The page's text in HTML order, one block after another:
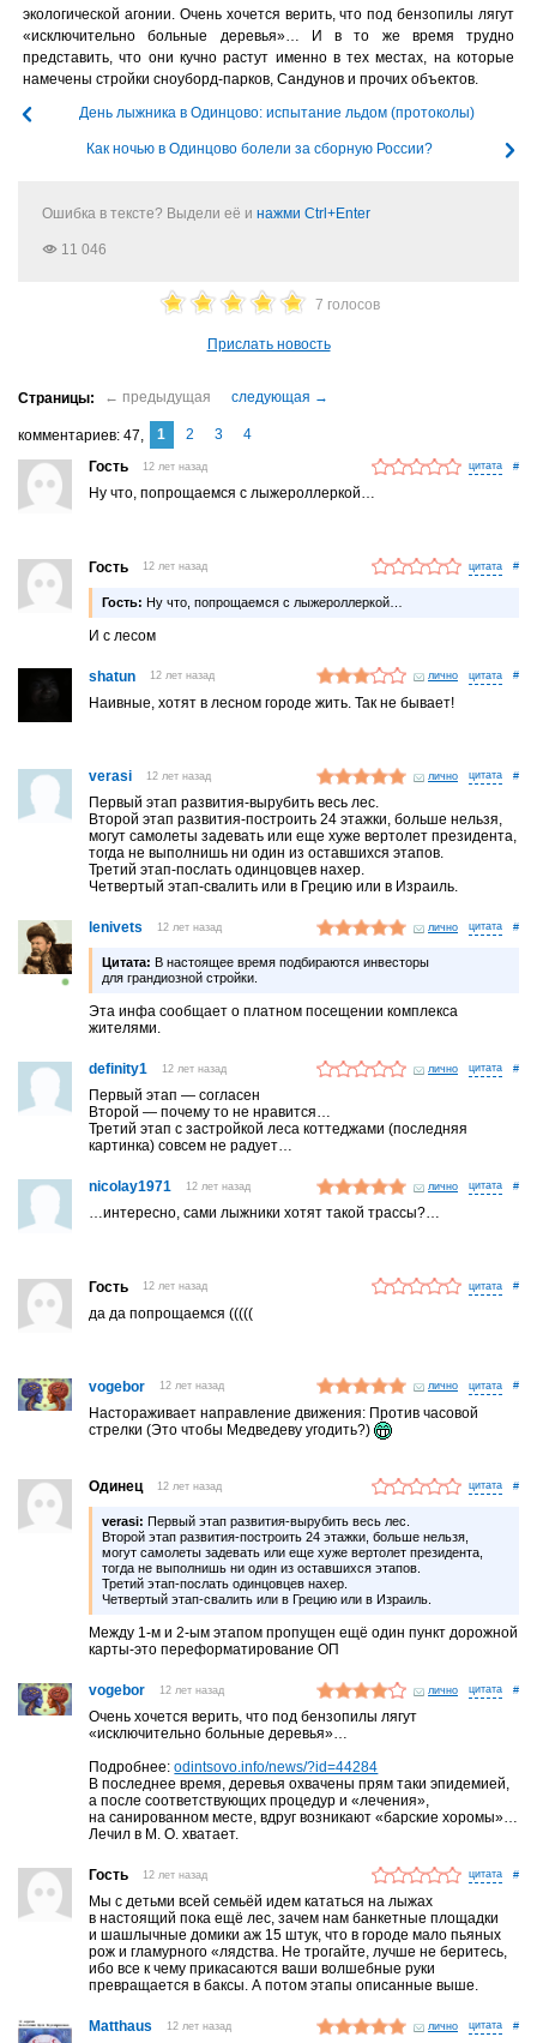
экологической агонии. Очень хочется верить, что под бензопилы лягут
«исключительно больные деревья»… И в то же время трудно
представить, что они кучно растут именно в тех местах, на которые
намечены стройки сноуборд-парков, Сандунов и прочих объектов.
День лыжника в Одинцово: испытание льдом (протоколы)
Как ночью в Одинцово болели за сборную России?
Ошибка в тексте? Выдели её и нажми Ctrl+Enter
11 046
7 голосов
Прислать новость
комментариев 47 1 2 3
4
Гость
12 лет назад #
Ну что, попрощаемся с лыжероллеркой…
Гость 12 лет назад #
Гость: Ну что, попрощаемся с лыжероллеркой…
И с лесом
shatun 12 лет назад лично #
Наивные, хотят в лесном городе жить. Так не бывает!
verasi 12 лет назад лично #
Первый этап развития-вырубить весь лес.
Второй этап развития-построить 24 этажки, больше нельзя,
могут самолеты задевать или еще хуже вертолет президента,
тогда не выполнишь ни один из оставшихся этапов.
Третий этап-послать одинцовцев нахер.
Четвертый этап-свалить или в Грецию или в Израиль.
lenivets 12 лет назад лично #
Цитата: В настоящее время подбираются инвесторы
для грандиозной стройки.
Эта инфа сообщает о платном посещении комплекса
жителями.
definity1 12 лет назад лично #
Первый этап — согласен
Второй — почему то не нравится…
Третий этап с застройкой леса коттеджами (последняя
картинка) совсем не радует…
nicolay1971 12 лет назад лично #
…интересно, сами лыжники хотят такой трассы?…
Гость 12 лет назад #
да да попрощаемся (((((
vogebor 12 лет назад лично #
Настораживает направление движения: Против часовой
стрелки (Это чтобы Медведеву угодить?)
Одинец 12 лет назад #
verasi: Первый этап развития-вырубить весь лес.
Второй этап развития-построить 24 этажки, больше нельзя,
могут самолеты задевать или еще хуже вертолет президента,
тогда не выполнишь ни один из оставшихся этапов.
Третий этап-послать одинцовцев нахер.
Четвертый этап-свалить или в Грецию или в Израиль.
Между 1-м и 2-ым этапом пропущен ещё один пункт дорожной
карты-это переформатирование ОП
vogebor 12 лет назад лично #
Очень хочется верить, что под бензопилы лягут
«исключительно больные деревья»…
Подробнее:odintsovo.info/news/?id=44284
В последнее время, деревья охвачены прям таки эпидемией,
а после соответствующих процедур и «лечения»,
на санированном месте, вдруг возникают «барские хоромы»…
Лечил в М. О. хватает.
Гость 12 лет назад #
Мы с детьми всей семьёй идем кататься на лыжах
в настоящий пока ещё лес, зачем нам банкетные площадки
и шашлычные домики аж 15 штук, что в городе мало пьяных
рож и гламурного «лядства. Не трогайте, лучше не беритесь,
ибо все к чему прикасаются ваши волшебные руки
превращается в баксы. А потом этапы описанные выше.
Matthaus 12 лет назад лично #